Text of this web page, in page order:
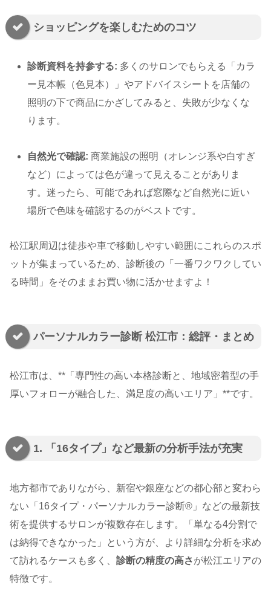
ショッピングを楽しむためのコツ
診断資料を持参する: 多くのサロンでもらえる「カラ
ー見本帳（色見本）」やアドバイスシートを店舗の
照明の下で商品にかざしてみると、失敗が少なくな
ります。
自然光で確認: 商業施設の照明（オレンジ系や白すぎ
など）によっては色が違って見えることがありま
す。迷ったら、可能であれば窓際など自然光に近い
場所で色味を確認するのがベストです。
松江駅周辺は徒歩や車で移動しやすい範囲にこれらのスポ
ットが集まっているため、診断後の「一番ワクワクしてい
る時間」をそのままお買い物に活かせますよ！
パーソナルカラー診断 松江市：総評・まとめ
松江市は、**「専門性の高い本格診断と、地域密着型の手
厚いフォローが融合した、満足度の高いエリア」**です。
1. 「16タイプ」など最新の分析手法が充実
地方都市でありながら、新宿や銀座などの都心部と変わら
ない「16タイプ・パーソナルカラー診断®」などの最新技
術を提供するサロンが複数存在します。「単なる4分割で
は納得できなかった」という方が、より詳細な分析を求め
て訪れるケースも多く、 診断の精度の高さが松江エリアの
特徴です。